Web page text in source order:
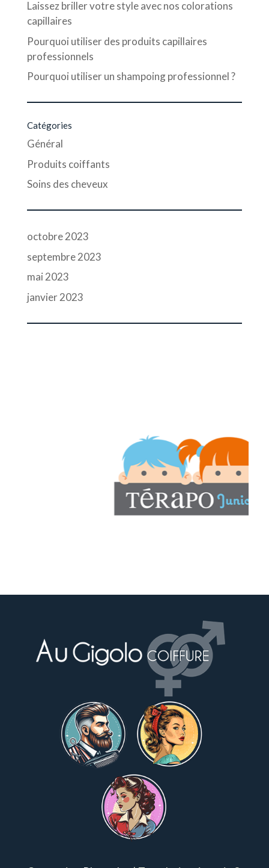
Laissez briller votre style avec nos colorations
capillaires
Pourquoi utiliser des produits capillaires
professionnels
Pourquoi utiliser un shampoing professionnel ?
Catégories
Général
Produits coiffants
Soins des cheveux
octobre 2023
septembre 2023
mai 2023
janvier 2023